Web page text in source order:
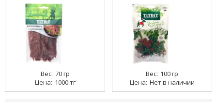
70 гр
1000 тг
100 гр
Нет в наличии